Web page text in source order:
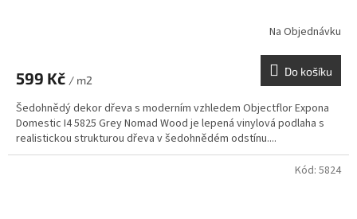
Na Objednávku
599 Kč / m2
Do košíku
Šedohnědý dekor dřeva s moderním vzhledem Objectflor Expona
Domestic I4 5825 Grey Nomad Wood je lepená vinylová podlaha s
realistickou strukturou dřeva v šedohnědém odstínu....
Kód: 5824